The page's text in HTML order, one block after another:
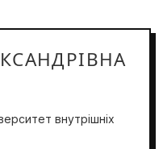
внутрішніх